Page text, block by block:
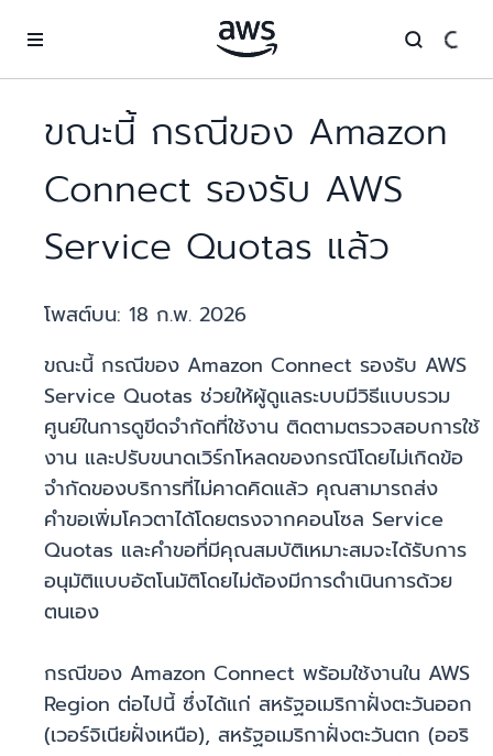
ขณะนี้ กรณีของ Amazon
Connect รองรับ AWS
Service Quotas แล้ว
โพสต์บน: 18 ก.พ. 2026
ขณะนี้ กรณีของ Amazon Connect รองรับ AWS
Service Quotas ช่วยให้ผู้ดูแลระบบมีวิธีแบบรวม
ศูนย์ในการดูขีดจำกัดที่ใช้งาน ติดตามตรวจสอบการใช้
งาน และปรับขนาดเวิร์กโหลดของกรณีโดยไม่เกิดข้อ
จำกัดของบริการที่ไม่คาดคิดแล้ว คุณสามารถส่ง
คำขอเพิ่มโควตาได้โดยตรงจากคอนโซล Service
Quotas และคำขอที่มีคุณสมบัติเหมาะสมจะได้รับการ
อนุมัติแบบอัตโนมัติโดยไม่ต้องมีการดำเนินการด้วย
ตนเอง
กรณีของ Amazon Connect พร้อมใช้งานใน AWS
Region ต่อไปนี้ ซึ่งได้แก่ สหรัฐอเมริกาฝั่งตะวันออก
(เวอร์จิเนียฝั่งเหนือ), สหรัฐอเมริกาฝั่งตะวันตก (ออริ